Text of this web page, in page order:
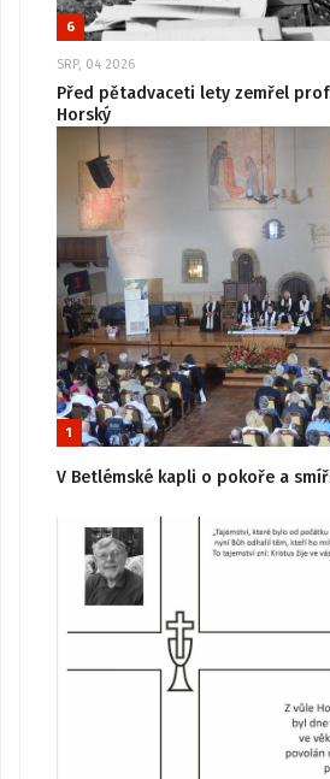
6
SRP, 04 2026
Před pětadvaceti lety zemřel
Horský
1
V Betlémské kapli o pokoře a